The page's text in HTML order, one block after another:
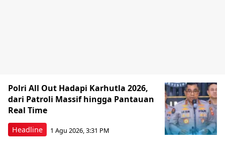
Headline
Polri All Out Hadapi Karhutla 2026,
dari Patroli Massif hingga Pantauan
Real Time
1 Agu 2026, 3:31 PM